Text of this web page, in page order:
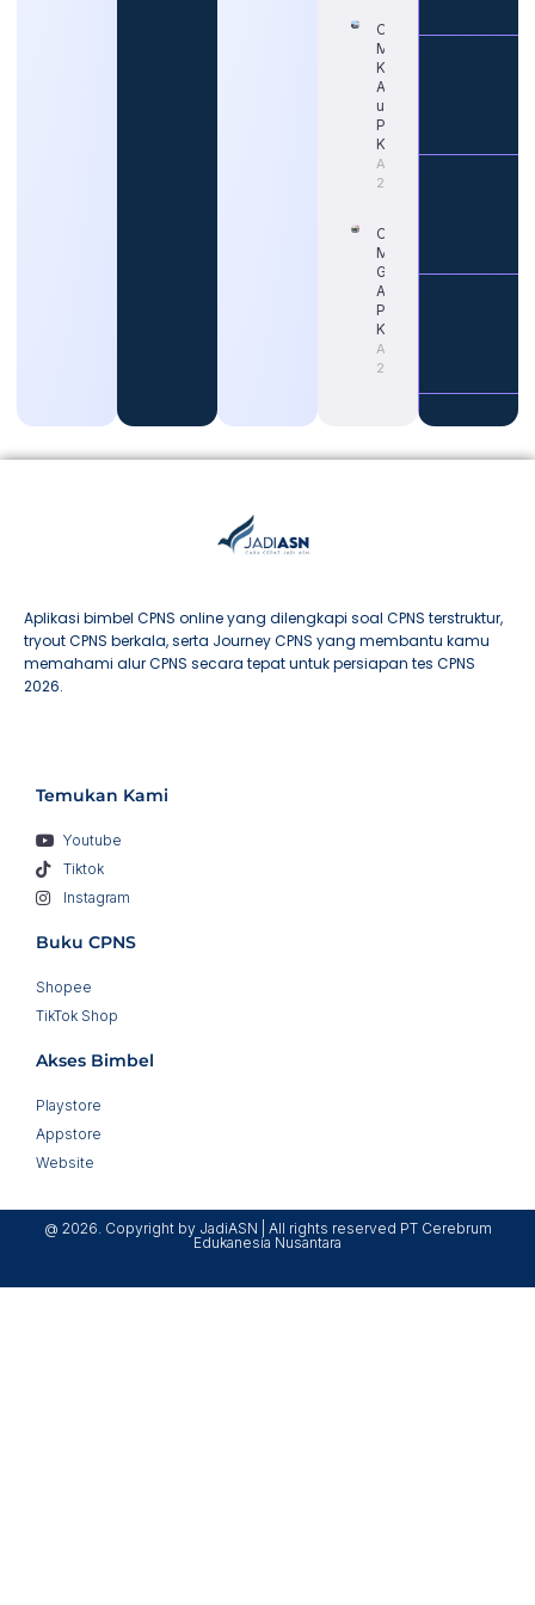
Cara Tepat
Mengetahui
Kapan Gaji
ASN Naik
untuk
Persiapan
Karier
August 4,
2026
Cara
Memahami
Gaji Guru
ASN untuk
Persiapan
Karier
August 4,
2026
Aplikasi bimbel CPNS online yang dilengkapi soal CPNS terstruktur,
tryout CPNS berkala, serta Journey CPNS yang membantu kamu
memahami alur CPNS secara tepat untuk persiapan tes CPNS
2026.
Temukan Kami
Youtube
Tiktok
Instagram
Buku CPNS
Shopee
TikTok Shop
Akses Bimbel
Playstore
Appstore
Website
@ 2026. Copyright by JadiASN | All rights reserved PT Cerebrum
Edukanesia Nusantara